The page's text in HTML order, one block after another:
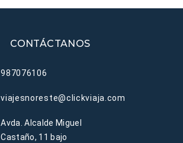
CONTÁCTANOS
987076106
viajesnoreste@clickviaja.com
Avda. Alcalde Miguel
Castaño, 11 bajo